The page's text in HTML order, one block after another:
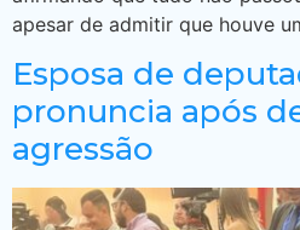
apesar de admitir que houve
Esposa de
pronuncia após
agressão